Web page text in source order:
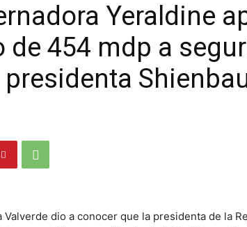
Yeraldine
454 mdp a
dio a conocer que la presidenta de la